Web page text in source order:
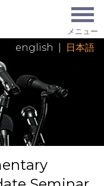
メニュー
english 日本語